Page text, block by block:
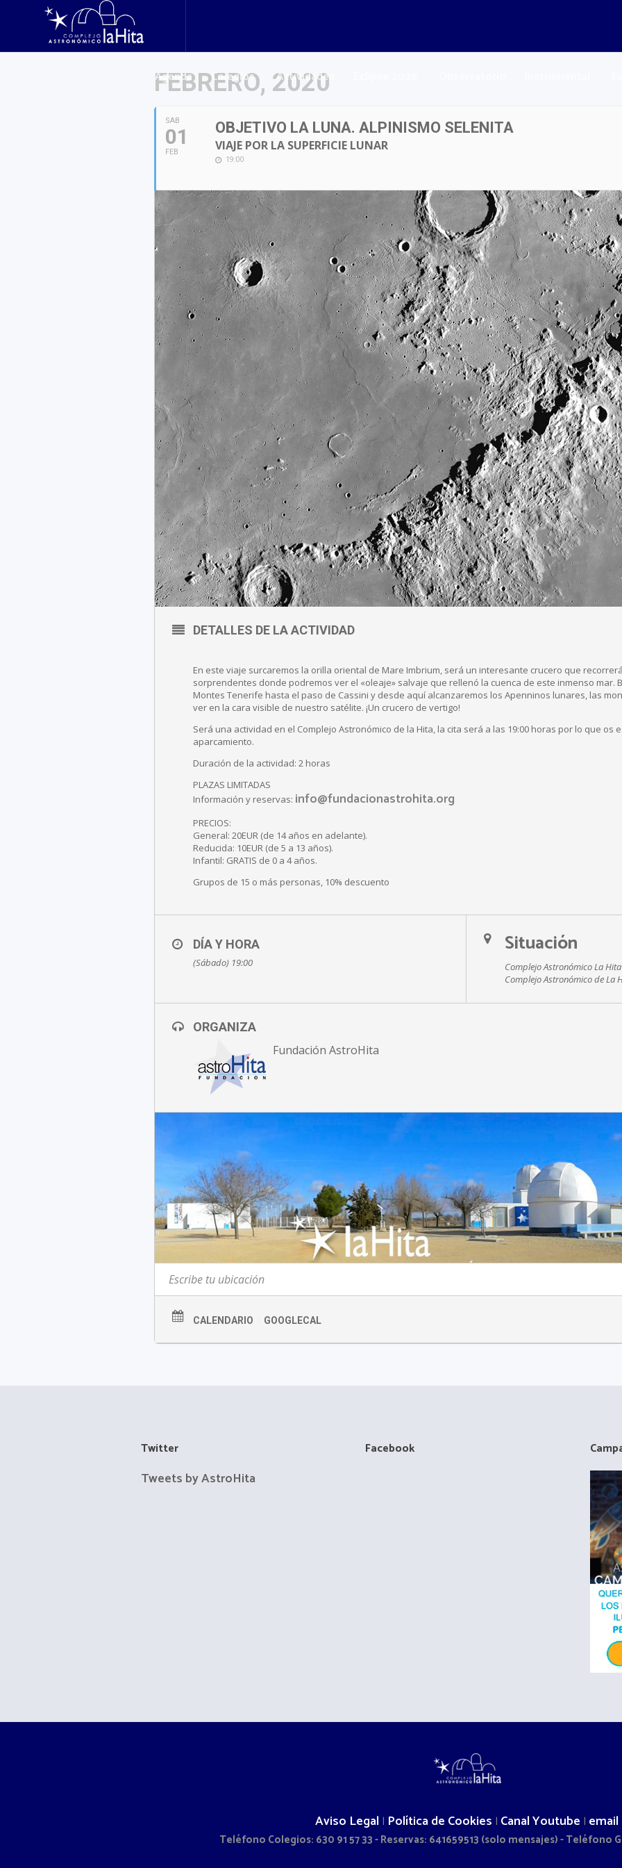
Agenda Colegios Actividades
FEBRERO, 2020
SAB
01
FEB
OBJETIVO LA LUNA. ALPINISMO SELENITA
VIAJE POR LA SUPERFICIE LUNAR
19:00
DETALLES DE LA ACTIVIDAD
En este viaje surcaremos la orilla oriental de Mare Imbrium, será un interesante crucero que
sorprendentes donde podremos ver el «oleaje» salvaje que rellenó la cuenca de este inmenso mar.
Montes Tenerife hasta el paso de Cassini y desde aquí alcanzaremos los Apenninos lunares, las
ver en la cara visible de nuestro satélite. ¡Un crucero de vertigo!
Será una actividad en el Complejo Astronómico de la Hita, la cita será a las 19:00 horas por lo que
aparcamiento.
Duración de la actividad: 2 horas
PLAZAS LIMITADAS
Información y reservas: info@fundacionastrohita.org
PRECIOS:
General: 20EUR (de 14 años en adelante).
Reducida: 10EUR (de 5 a 13 años).
Infantil: GRATIS de 0 a 4 años.
Grupos de 15 o más personas, 10% descuento
DÍA Y HORA
(Sábado) 19:00
Situación
Complejo Astronómico La Hita
Complejo Astronómico de La
ORGANIZA
Fundación AstroHita
CALENDARIO GOOGLECAL
Twitter
Tweets by AstroHita
Facebook
Aviso Legal | Política de Cookies | Canal Youtube | email
Teléfono Colegios: 630 91 57 33 - Reservas: 641659513 (solo mensajes) - Teléfono